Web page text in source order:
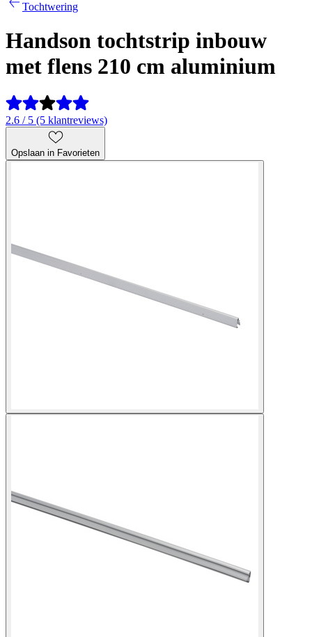
Tochtwering
Handson tochtstrip inbouw
met flens 210 cm aluminium
2.6 / 5 (5 klantreviews)
Opslaan in Favorieten